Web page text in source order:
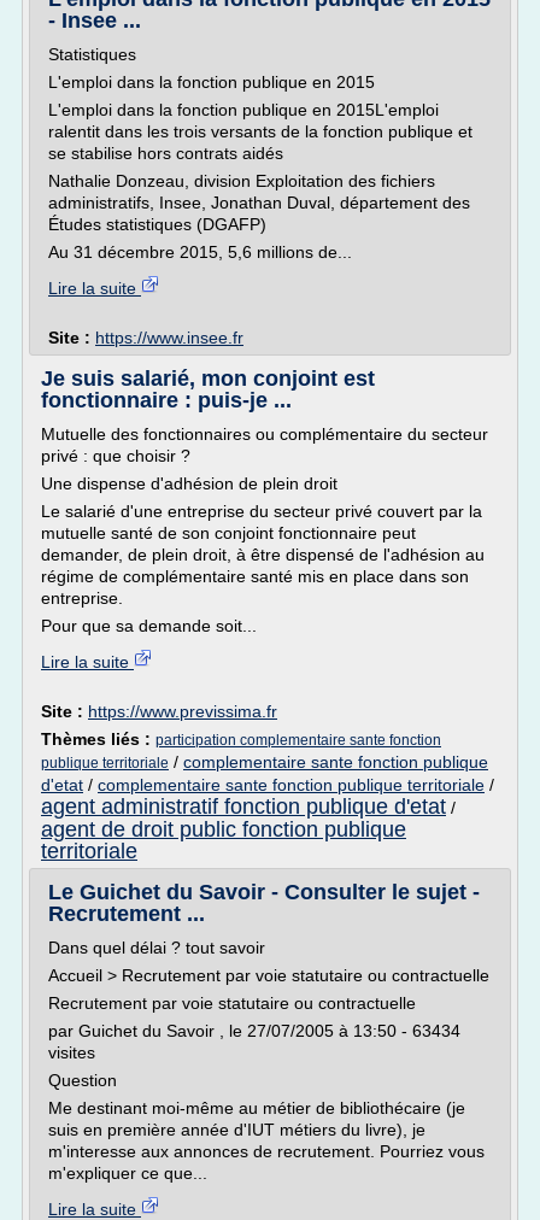
- Insee ...
Statistiques
L'emploi dans la fonction publique en 2015
L'emploi dans la fonction publique en 2015L'emploi
ralentit dans les trois versants de la fonction publique et
se stabilise hors contrats aidés
Nathalie Donzeau, division Exploitation des fichiers
administratifs, Insee, Jonathan Duval, département des
Études statistiques (DGAFP)
Au 31 décembre 2015, 5,6 millions de...
Lire la suite
Site : https://www.insee.fr
Je suis salarié, mon conjoint est
fonctionnaire : puis-je ...
Mutuelle des fonctionnaires ou complémentaire du secteur
privé : que choisir ?
Une dispense d'adhésion de plein droit
Le salarié d'une entreprise du secteur privé couvert par la
mutuelle santé de son conjoint fonctionnaire peut
demander, de plein droit, à être dispensé de l'adhésion au
régime de complémentaire santé mis en place dans son
entreprise.
Pour que sa demande soit...
Lire la suite
Site : https://www.previssima.fr
Thèmes liés : participation complementaire sante fonction
publique territoriale / complementaire sante fonction publique
d'etat / complementaire sante fonction publique territoriale /
agent administratif fonction publique d'etat /
agent de droit public fonction publique
territoriale
Le Guichet du Savoir - Consulter le sujet -
Recrutement ...
Dans quel délai ? tout savoir
Accueil > Recrutement par voie statutaire ou contractuelle
Recrutement par voie statutaire ou contractuelle
par Guichet du Savoir , le 27/07/2005 à 13:50 - 63434
visites
Question
Me destinant moi-même au métier de bibliothécaire (je
suis en première année d'IUT métiers du livre), je
m'interesse aux annonces de recrutement. Pourriez vous
m'expliquer ce que...
Lire la suite